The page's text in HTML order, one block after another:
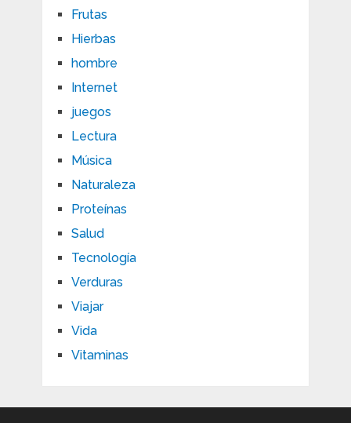
Frutas
Hierbas
hombre
Internet
juegos
Lectura
Música
Naturaleza
Proteínas
Salud
Tecnología
Verduras
Viajar
Vida
Vitaminas